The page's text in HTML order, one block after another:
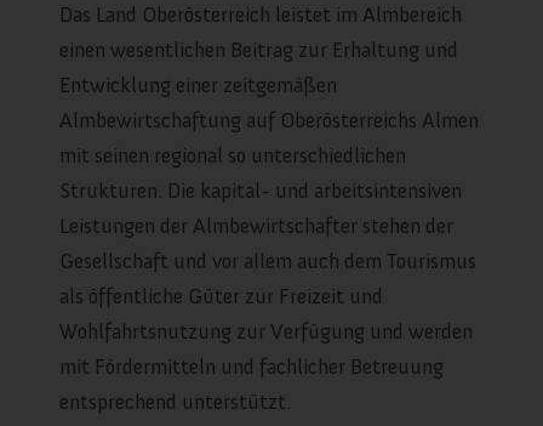
Das Land Oberösterreich leistet im Almbereich
einen wesentlichen Beitrag zur Erhaltung und
Entwicklung einer zeitgemäßen
Almbewirtschaftung auf Oberösterreichs Almen
mit seinen regional so unterschiedlichen
Strukturen. Die kapital- und arbeitsintensiven
Leistungen der Almbewirtschafter stehen der
Gesellschaft und vor allem auch dem Tourismus
als öffentliche Güter zur Freizeit und
Wohlfahrtsnutzung zur Verfügung und werden
mit Fördermitteln und fachlicher Betreuung
entsprechend unterstützt.